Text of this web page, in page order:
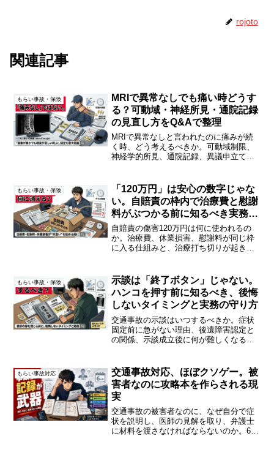
rojoto
関連記事
もらい事故・保険
MRIで異常なしでも痛い時どうす
る？可動域・神経所見・通院記録
の見直し方をQ&Aで整理
MRIで異常なしと言われたのに痛みが続
く時、どう考えるべきか。可動域制限、
神経学的所見、通院記録、異議申立てで
もらい事故・保険
「120万円」は安心の数字じゃな
い。自賠責の枠内で治療費と慰謝
料がぶつかる前に知るべき実務知
識
自賠責の傷害120万円は何に使われるの
か。治療費、休業損害、慰謝料が同じ枠
に入る仕組みと、治療打ち切りが起きや
もらい事故・保険
示談は「終了ボタン」じゃない。
ハンコを押す前に知るべき、後悔
しないタイミングと実務の守り方
交通事故の示談はいつするべきか。症状
固定前に急がない理由、後遺障害認定と
の関係、示談成立後に何が難しくなるの
もらい事故対応
交通事故対応、ほぼクソゲー。被
害者なのに攻略本を作らされる現
実
交通事故の被害者なのに、なぜ自分で症
状を説明し、医師の見解を取り、弁護士
に材料を渡さなければならないのか。6ヶ